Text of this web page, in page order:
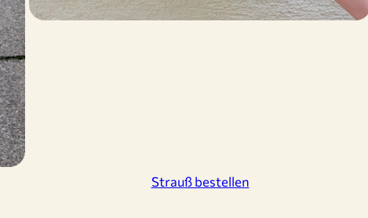
Strauß bestellen